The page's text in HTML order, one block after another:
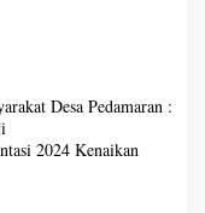
Desa Pedamaran :
2024 Kenaikan